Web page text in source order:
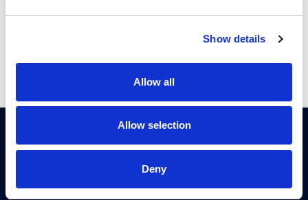
Show details
Allow all
Allow selection
Deny
betonelementen